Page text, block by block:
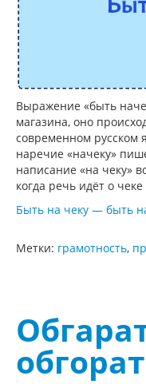
Выражение «быть
магазина, оно
современном русском
наречие «начеку»
написание «на чеку»
когда речь идёт о
Быть на чеку — быть
Метки: грамотность,